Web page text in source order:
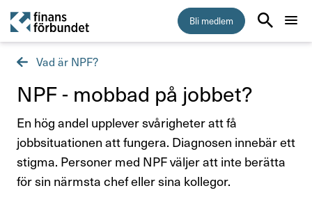
Bli medlem
Råd & stöd
Anställningsvillkor
Vad är NPF?
NPF - mobbad på jobbet?
En hög andel upplever svårigheter att få
jobbsituationen att fungera. Diagnosen innebär ett
stigma. Personer med NPF väljer att inte berätta
för sin närmsta chef eller sina kollegor.